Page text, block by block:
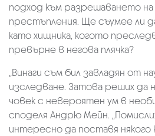
подход към разрешаването на
престъпления. Ще съумее ли
като хищника, когото
превърне в негова плячка?
„Винаги съм бил завладян от
изследване. Затова реших да
човек с невероятен ум в
споделя Андрю Мейн.
интересно да поставя някого